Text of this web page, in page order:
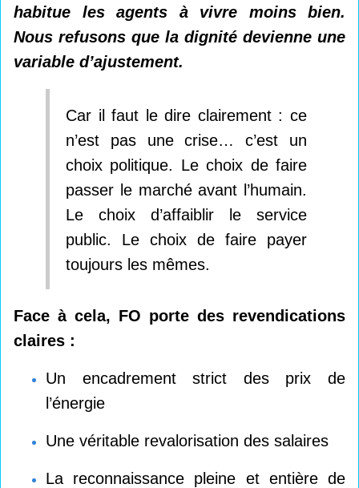
habitue les agents à vivre moins bien.
Nous refusons que la dignité devienne une
variable d’ajustement.
Car il faut le dire clairement : ce
n’est pas une crise… c’est un
choix politique. Le choix de faire
passer le marché avant l’humain.
Le choix d’affaiblir le service
public. Le choix de faire payer
toujours les mêmes.
Face à cela, FO porte des revendications
claires :
Un encadrement strict des prix de
l’énergie
Une véritable revalorisation des salaires
La reconnaissance pleine et entière de